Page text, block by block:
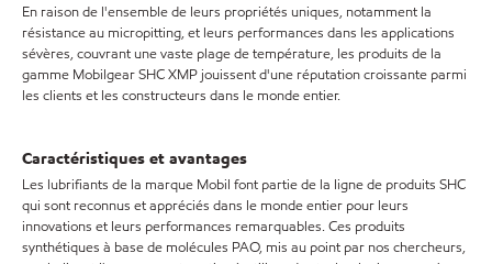
En raison de l'ensemble de leurs propriétés uniques, notamment la
résistance au micropitting, et leurs performances dans les applications
sévères, couvrant une vaste plage de température, les produits de la
gamme Mobilgear SHC XMP jouissent d'une réputation croissante parmi
les clients et les constructeurs dans le monde entier.
Caractéristiques et avantages
Les lubrifiants de la marque Mobil font partie de la ligne de produits SHC
qui sont reconnus et appréciés dans le monde entier pour leurs
innovations et leurs performances remarquables. Ces produits
synthétiques à base de molécules PAO, mis au point par nos chercheurs,